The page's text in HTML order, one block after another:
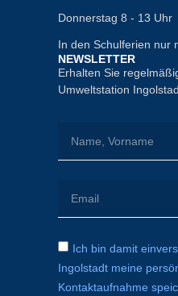
Donnerstag 8 - 13 Uhr
In den Schulferien nur
NEWSLETTER
Erhalten Sie
Umweltstation
Ich bin damit
Ingolstadt meine
Kontaktaufnahme